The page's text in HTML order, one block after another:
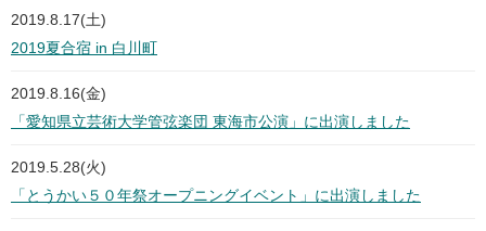
2019.8.17(土)
2019夏合宿 in 白川町
2019.8.16(金)
「愛知県立芸術大学管弦楽団 東海市公演」に出演しました
2019.5.28(火)
「とうかい５０年祭オープニングイベント」に出演しました